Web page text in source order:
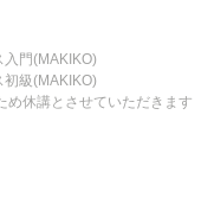
門(MAKIKO)
級(MAKIKO)
休講とさせていただきます